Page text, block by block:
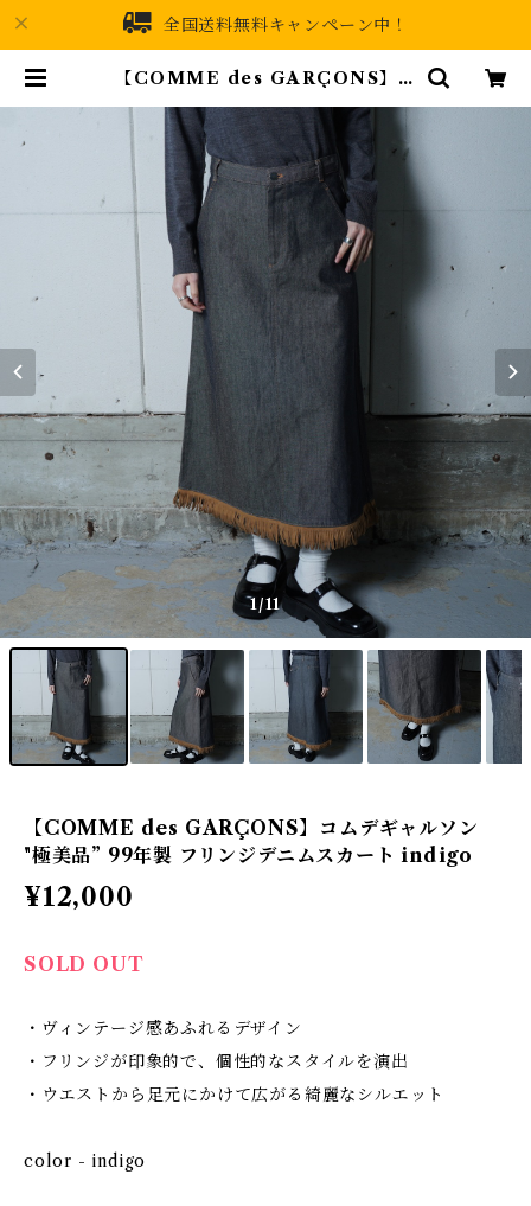
全国送料無料キャンペーン中！
【COMME des GARÇONS】コ
リンジデニムスカート indigo | MI
1/11
【COMME des GARÇONS】コムデギャルソン
"極美品” 99年製 フリンジデニムスカート indigo
¥12,000
SOLD OUT
・ヴィンテージ感あふれるデザイン
・フリンジが印象的で、個性的なスタイルを演出
・ウエストから足元にかけて広がる綺麗なシルエット
color - indigo